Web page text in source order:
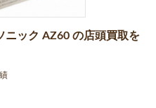
ニック AZ60 の店頭買取を